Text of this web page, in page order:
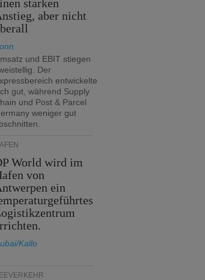
starken
aber nicht
und EBIT stiegen
Der
entwickelte
gut, während Supply
und Post & Parcel
weniger gut
World wird im
von
ein
Kallo